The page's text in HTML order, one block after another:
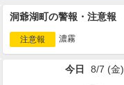
洞爺湖町の警報・注意報
注意報 濃霧
今日 8/7 (金)